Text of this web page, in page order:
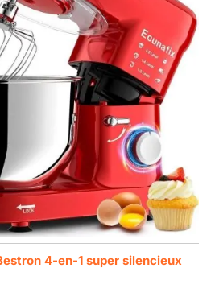
4-en-1 super silencieux